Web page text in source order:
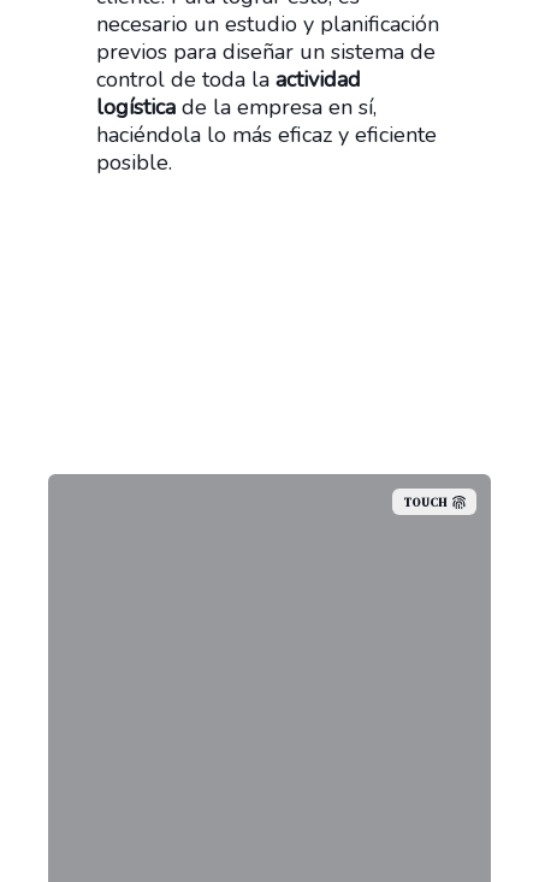
necesario un estudio y planificación
previos para diseñar un sistema de
control de toda la actividad
logística de la empresa en sí,
haciéndola lo más eficaz y eficiente
posible.
TOUCH